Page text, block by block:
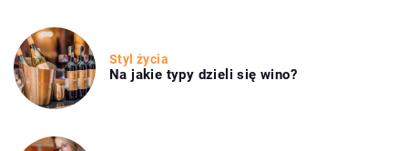
Styl życia
Na jakie typy dzieli się wino?